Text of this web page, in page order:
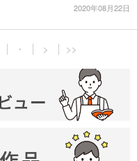
2020年08月22日
・ > >>